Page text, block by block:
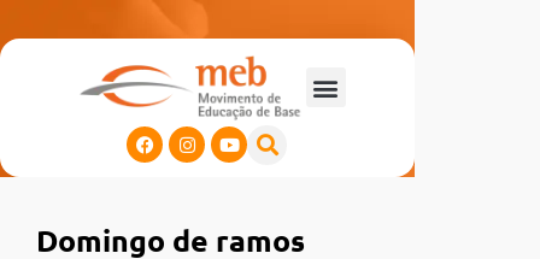
Domingo de ramos